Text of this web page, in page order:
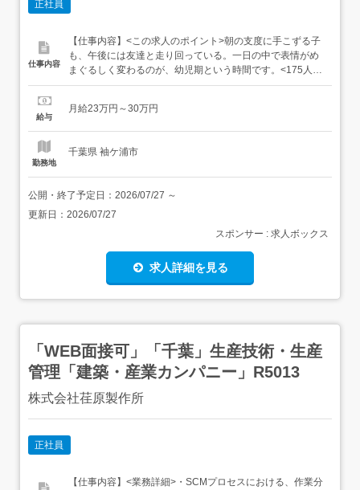
正社員
仕事内容
【仕事内容】<この求人のポイント>朝の支度に手こずる子
も、午後には友達と走り回っている。一日の中で表情がめ
まぐるしく変わるのが、幼児期という時間です。<175人分
の育ちに、じっくり向き合う>定員175名という規模の中で
着替えができた瞬間、初めて友達に「貸して」と言えた瞬
給与
月給23万円～30万円
勤務地
千葉県 袖ケ浦市
公開・終了予定日： 2026/07/27 ～
更新日： 2026/07/27
スポンサー : 求人ボックス
求人詳細を見る
「WEB面接可」「千葉」生産技術・生産
管理「建築・産業カンパニー」R5013
株式会社荏原製作所
正社員
【仕事内容】<業務詳細>・SCMプロセスにおける、作業分